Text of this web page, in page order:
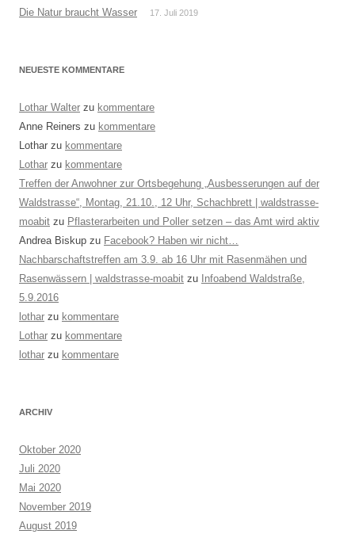
Die Natur braucht Wasser 17. Juli 2019
NEUESTE KOMMENTARE
Lothar Walter zu kommentare
Anne Reiners zu kommentare
Lothar zu kommentare
Lothar zu kommentare
Treffen der Anwohner zur Ortsbegehung „Ausbesserungen auf der
Waldstrasse“, Montag, 21.10., 12 Uhr, Schachbrett | waldstrasse-
moabit zu Pflasterarbeiten und Poller setzen – das Amt wird aktiv
Andrea Biskup zu Facebook? Haben wir nicht…
Nachbarschaftstreffen am 3.9. ab 16 Uhr mit Rasenmähen und
Rasenwässern | waldstrasse-moabit zu Infoabend Waldstraße,
5.9.2016
lothar zu kommentare
Lothar zu kommentare
lothar zu kommentare
ARCHIV
Oktober 2020
Juli 2020
Mai 2020
November 2019
August 2019